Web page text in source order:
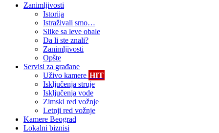
Zanimljivosti
Istorija
Istraživali smo…
Slike sa leve obale
Da li ste znali?
Zanimljivosti
Opšte
Servisi za građane
Uživo kamere HIT
Isključenja struje
Isključenja vode
Zimski red vožnje
Letnji red vožnje
Kamere Beograd
Lokalni biznisi